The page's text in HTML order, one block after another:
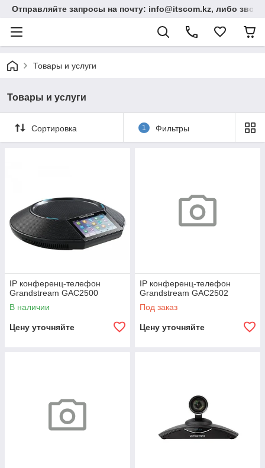
Отправляйте запросы на почту: info@itscom.kz, либо
Товары и услуги
Товары и услуги
Сортировка 1 Фильтры
IP конференц-телефон
Grandstream GAC2500
В наличии
Цену уточняйте
IP конференц-телефон
Grandstream GAC2502
Под заказ
Цену уточняйте